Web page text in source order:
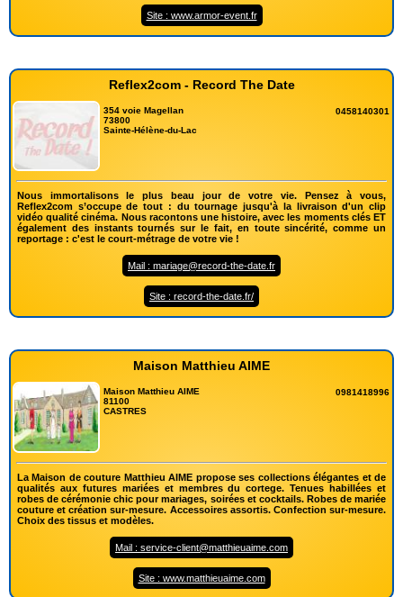
Site : www.armor-event.fr
Reflex2com - Record The Date
354 voie Magellan
73800
Sainte-Hélène-du-Lac
0458140301
Nous immortalisons le plus beau jour de votre vie. Pensez à vous,
Reflex2com s’occupe de tout : du tournage jusqu'à la livraison d'un clip
vidéo qualité cinéma. Nous racontons une histoire, avec les moments clés ET
également des instants tournés sur le fait, en toute sincérité, comme un
reportage : c'est le court-métrage de votre vie !
Mail : mariage@record-the-date.fr
Site : record-the-date.fr/
Maison Matthieu AIME
Maison Matthieu AIME
81100
CASTRES
0981418996
La Maison de couture Matthieu AIME propose ses collections élégantes et de
qualités aux futures mariées et membres du cortege. Tenues habillées et
robes de cérémonie chic pour mariages, soirées et cocktails. Robes de mariée
couture et création sur-mesure. Accessoires assortis. Confection sur-mesure.
Choix des tissus et modèles.
Mail : service-client@matthieuaime.com
Site : www.matthieuaime.com